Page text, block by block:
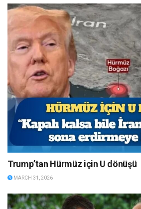
Trump’tan Hürmüz için U dönüşü
MARCH 31, 2026